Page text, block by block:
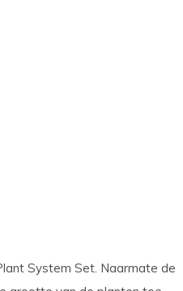
System Set. Naarmate de